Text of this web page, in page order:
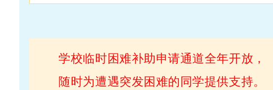
学校临时困难补助申请通道全年开放，
随时为遭遇突发困难的同学提供支持。